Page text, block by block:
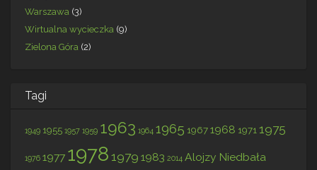
Warszawa (3)
Wirtualna wycieczka (9)
Zielona Góra (2)
Tagi
1949 1955 1957 1959 1963 1964 1965 19671968 1971 1975
1976 1977 1978 1979 1983 2014 Alojzy Niedbała